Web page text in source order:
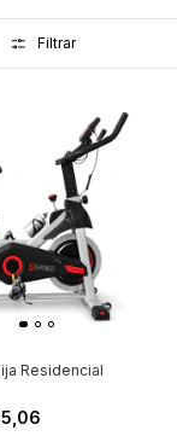
Filtrar
Residencial